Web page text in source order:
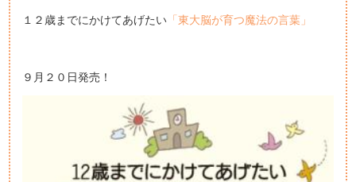
１２歳までにかけてあげたい 「東大脳が育つ魔法の言葉」
９月２０日発売！